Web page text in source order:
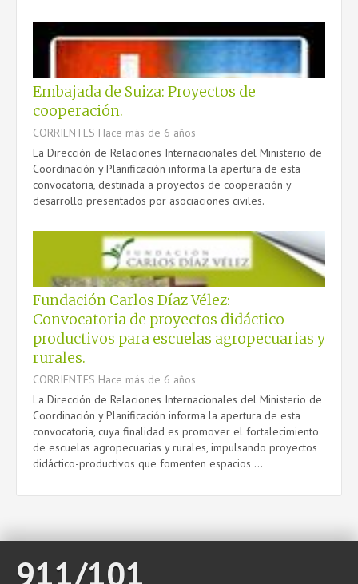
Embajada de Suiza: Proyectos de
cooperación.
CORRIENTES Hace más de 6 años
La Dirección de Relaciones Internacionales del Ministerio de
Coordinación y Planificación informa la apertura de esta
convocatoria, destinada a proyectos de cooperación y
desarrollo presentados por asociaciones civiles.
Fundación Carlos Díaz Vélez:
Convocatoria de proyectos didáctico
productivos para escuelas agropecuarias y
rurales.
CORRIENTES Hace más de 6 años
La Dirección de Relaciones Internacionales del Ministerio de
Coordinación y Planificación informa la apertura de esta
convocatoria, cuya finalidad es promover el fortalecimiento
de escuelas agropecuarias y rurales, impulsando proyectos
didáctico-productivos que fomenten espacios ...
911/101